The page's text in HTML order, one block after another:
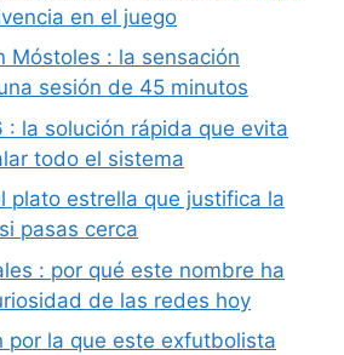
en el juego
Móstoles : la sensación
sesión de 45 minutos
: la solución rápida que evita
todo el sistema
plato estrella que justifica la
pasas cerca
: por qué este nombre ha
de las redes hoy
por la que este exfutbolista